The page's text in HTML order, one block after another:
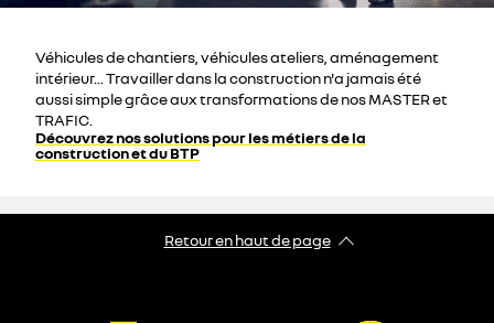
Véhicules de chantiers, véhicules ateliers, aménagement
intérieur... Travailler dans la construction n'a jamais été
aussi simple grâce aux transformations de nos MASTER et
TRAFIC.
Découvrez nos solutions pour les métiers de la
construction et du BTP
Retour en haut de page